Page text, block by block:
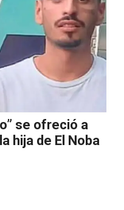
se ofreció a
hija de El Noba